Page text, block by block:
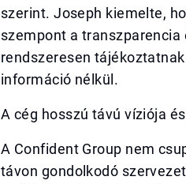
szerint. Joseph kiemelte,
szempont a
rendszeresen
információ nélkül.
A cég hosszú távú víziója
A Confident Group nem
távon gondolkodó